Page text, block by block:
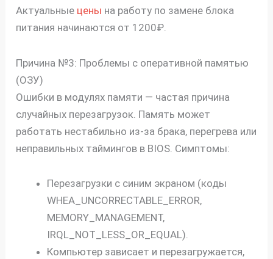
Актуальные цены на работу по замене блока
питания начинаются от 1200₽.
Причина №3: Проблемы с оперативной памятью
(ОЗУ)
Ошибки в модулях памяти — частая причина
случайных перезагрузок. Память может
работать нестабильно из-за брака, перегрева или
неправильных таймингов в BIOS. Симптомы:
Перезагрузки с синим экраном (коды
WHEA_UNCORRECTABLE_ERROR,
MEMORY_MANAGEMENT,
IRQL_NOT_LESS_OR_EQUAL).
Компьютер зависает и перезагружается,